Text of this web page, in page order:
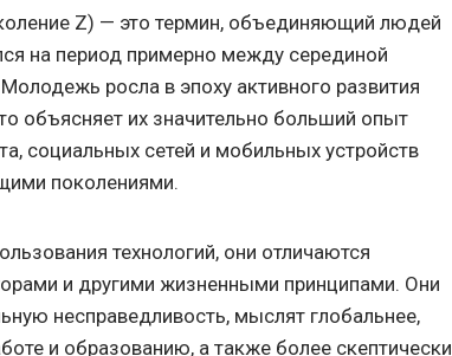
Z) — это термин, объединяющий людей
на период примерно между серединой
росла в эпоху активного развития
объясняет их значительно больший опыт
социальных сетей и мобильных устройств
поколениями.
технологий, они отличаются
и другими жизненными принципами. Они
несправедливость, мыслят глобальнее,
и образованию, а также более скептически